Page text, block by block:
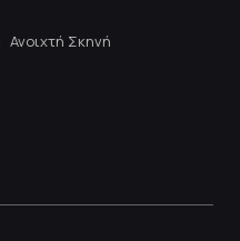
Ανοιχτή Σκηνή